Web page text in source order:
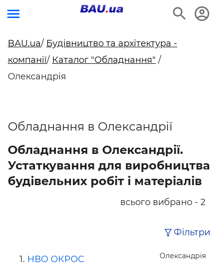
BAU.ua/ Будівництво та архітектура -
компанії/ Каталог "Обладнання" /
Олександрія
Обладнання в Олександрії
Обладнання в Олександрії.
Устаткування для виробництва
будівельних робіт і матеріалів
всього вибрано - 2
Фільтри
Олександрія
НВО ОКРОС